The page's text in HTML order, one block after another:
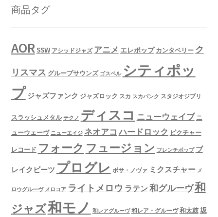
商品タグ
AORSSW アシッドジャズ アニメ エレポップ カンタベリー ク
リスマス グループサウンズ ゴスペル シティポッ
プ ジャズファンク ジャズロック スカ スカパンク スタジオジブリ
スラッシュメタル テクノ ディスコ ニューウェイブ ニ
ューウェーヴ ニューエイジ ネオアコ ハードロック ピクチャー
レコード フォーク フュージョン フレンチポップ ブ
レイクビーツ プログレ ボサ・ノヴァ ミクスチャー メ
ロウグルーヴ メロコア ライトメロウ ラテン 和グルーヴ和
ジャズ和モノ 和レアグルーヴ 和レア・グルーヴ 和太鼓坂